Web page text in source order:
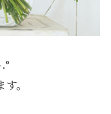
。